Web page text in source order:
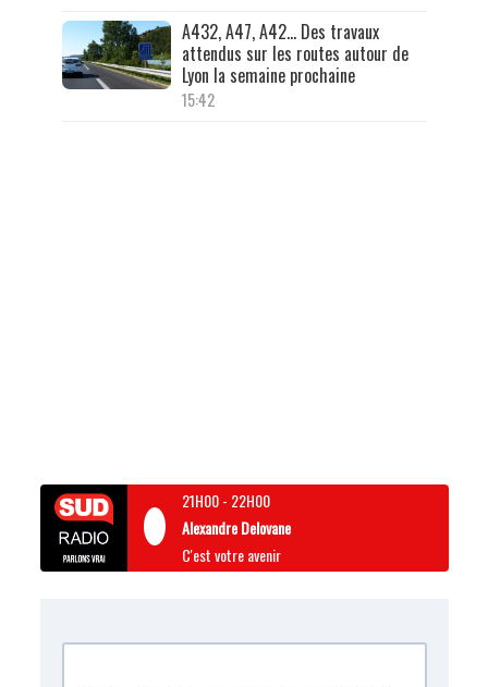
A432, A47, A42… Des travaux
attendus sur les routes autour de
Lyon la semaine prochaine
15:42
21H00- 22H00
Alexandre Delovane
C'est votre avenir